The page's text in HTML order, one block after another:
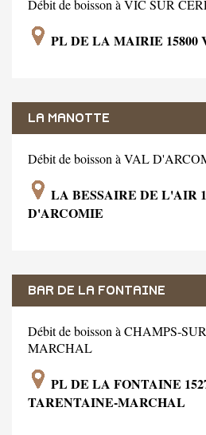
Débit de boisson à VIC SUR
PL DE LA MAIRIE 15800
LA MANOTTE
Débit de boisson à VAL
LA BESSAIRE DE L'AIR
D'ARCOMIE
BAR DE LA FONTAINE
Débit de boisson à CHAMPS-
MARCHAL
PL DE LA FONTAINE
TARENTAINE-MARCHAL